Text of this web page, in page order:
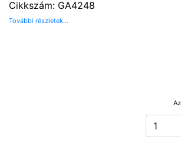
Cikkszám: GA4248
További részletek...